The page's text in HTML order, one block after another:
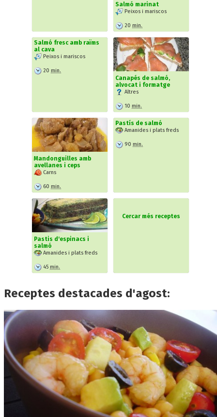
Salmó marinat
Peixos i mariscos
20 min.
Salmó fresc amb raïms
al cava
Peixos i mariscos
20 min.
Canapés de salmó,
alvocat i formatge
Altres
10 min.
Mandonguilles amb
avellanes i ceps
Carns
60 min.
Pastís de salmó
Amanides i plats freds
90 min.
Pastis d'espinacs i
salmó
Amanides i plats freds
45 min.
Cercar més receptes
Receptes destacades d'agost: